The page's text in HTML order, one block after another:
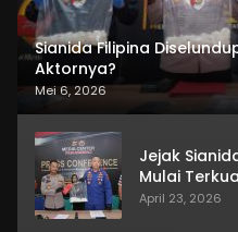
Sianida Filipina
Aktornya?
Mei 6, 2026
Jejak
Mulai
April 23, 2026